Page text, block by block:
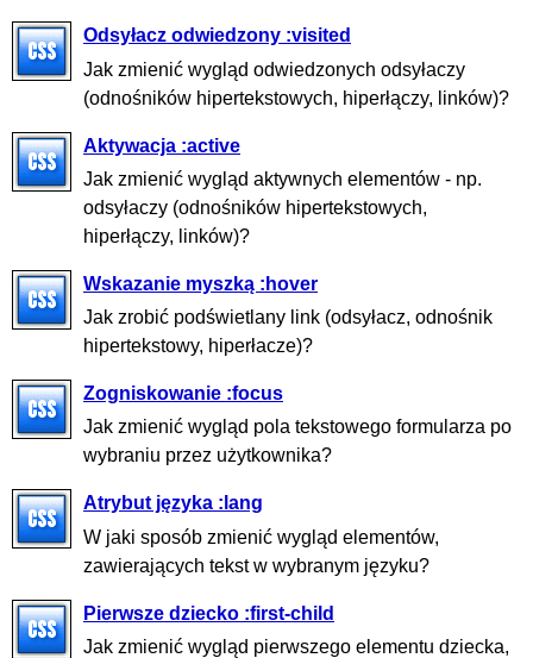
Odsyłacz odwiedzony :visited
Jak zmienić wygląd odwiedzonych odsyłaczy
(odnośników hipertekstowych, hiperłączy, linków)?
Aktywacja :active
Jak zmienić wygląd aktywnych elementów - np.
odsyłaczy (odnośników hipertekstowych,
hiperłączy, linków)?
Wskazanie myszką :hover
Jak zrobić podświetlany link (odsyłacz, odnośnik
hipertekstowy, hiperłacze)?
Zogniskowanie :focus
Jak zmienić wygląd pola tekstowego formularza po
wybraniu przez użytkownika?
Atrybut języka :lang
W jaki sposób zmienić wygląd elementów,
zawierających tekst w wybranym języku?
Pierwsze dziecko :first-child
Jak zmienić wygląd pierwszego elementu dziecka,